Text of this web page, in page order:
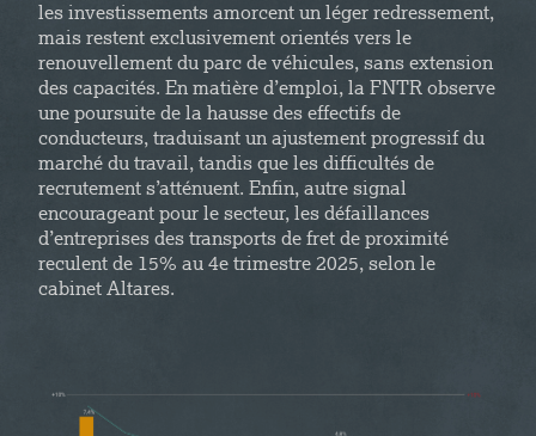
les investissements amorcent un léger redressement,
mais restent exclusivement orientés vers le
renouvellement du parc de véhicules, sans extension
des capacités. En matière d’emploi, la FNTR observe
une poursuite de la hausse des effectifs de
conducteurs, traduisant un ajustement progressif du
marché du travail, tandis que les difficultés de
recrutement s’atténuent. Enfin, autre signal
encourageant pour le secteur, les défaillances
d’entreprises des transports de fret de proximité
reculent de 15% au 4e trimestre 2025, selon le
cabinet Altares.